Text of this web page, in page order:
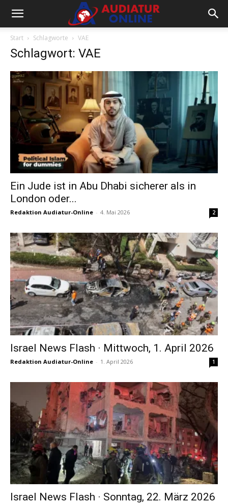
Start Schlagworte VAE
Schlagwort: VAE
Ein Jude ist in Abu Dhabi sicherer als in
London oder...
Redaktion Audiatur-Online - 4. Mai 2026 2
Israel News Flash · Mittwoch, 1. April 2026
Redaktion Audiatur-Online - 1. April 2026 1
Israel News Flash · Sonntag, 22. März 2026